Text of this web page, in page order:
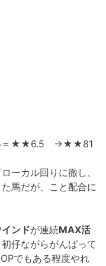
＝★★6.5 →★★81
ーカル回りに徹し、
馬だが、こと配合に
ンドが連続MAX活
仔ながらがんばって
でもある程度やれ